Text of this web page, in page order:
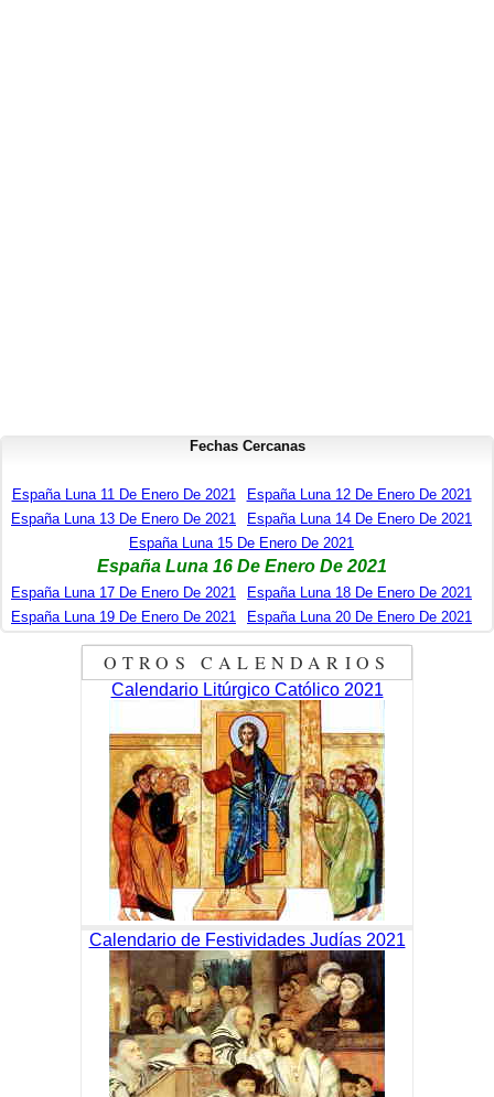
Fechas Cercanas
España Luna 11 De Enero De 2021
España Luna 12 De Enero De 2021
España Luna 13 De Enero De 2021
España Luna 14 De Enero De 2021
España Luna 15 De Enero De 2021
España Luna 16 De Enero De 2021
España Luna 17 De Enero De 2021
España Luna 18 De Enero De 2021
España Luna 19 De Enero De 2021
España Luna 20 De Enero De 2021
OTROS CALENDARIOS
Calendario Litúrgico Católico 2021
Calendario de Festividades Judías 2021